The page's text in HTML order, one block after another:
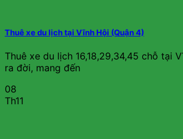
Thuê xe du lịch tại Vĩnh Hội (Quận 4)
Thuê xe du lịch 16,18,29,34,45 chỗ tại
ra đời, mang đến
08
Th11